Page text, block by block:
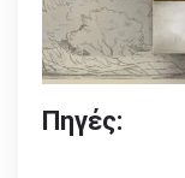
Πηγές: